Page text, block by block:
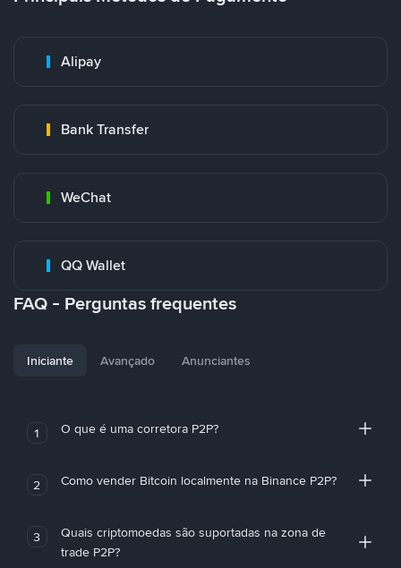
Alipay
Bank Transfer
WeChat
QQ Wallet
FAQ - Perguntas frequentes
Iniciante Avançado Anunciantes
1 O que é uma corretora P2P?
2 Como vender Bitcoin localmente na Binance P2P?
3
Quais criptomoedas são suportadas na zona de
trade P2P?